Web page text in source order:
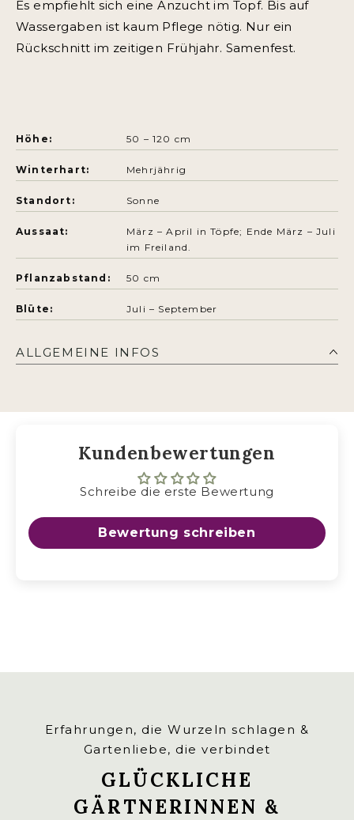
Es empfiehlt sich eine Anzucht im Topf. Bis auf
Wassergaben ist kaum Pflege nötig. Nur ein
Rückschnitt im zeitigen Frühjahr. Samenfest.
Höhe: 50 – 120 cm
Winterhart: Mehrjährig
Standort: Sonne
Aussaat:
März – April in Töpfe; Ende März – Juli
im Freiland.
Pflanzabstand: 50 cm
Blüte: Juli – September
ALLGEMEINE INFOS
Kundenbewertungen
Schreibe die erste Bewertung
Bewertung schreiben
Erfahrungen, die Wurzeln schlagen &
Gartenliebe, die verbindet
GLÜCKLICHE
GÄRTNERINNEN &